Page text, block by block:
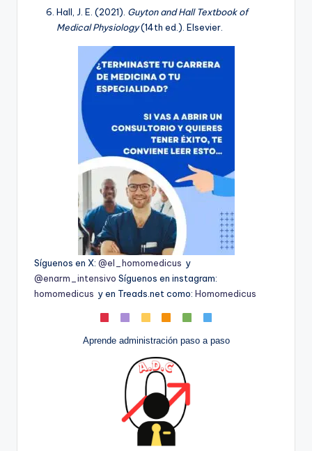
Hall, J. E. (2021). Guyton and Hall Textbook of
Medical Physiology(14th ed.). Elsevier.
Síguenos en X: @el_homomedicus y
@enarm_intensivo Síguenos en instagram:
homomedicus y en Treads.net como: Homomedicus
Aprende administración paso a paso